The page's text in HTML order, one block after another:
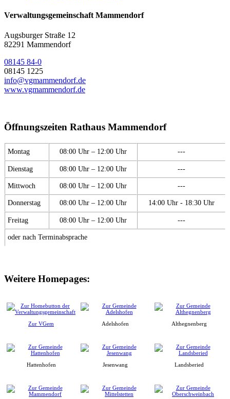
Verwaltungsgemeinschaft Mammendorf
Augsburger Straße 12
82291 Mammendorf
08145 84-0
08145 1225
info@vgmammendorf.de
www.vgmammendorf.de
Öffnungszeiten Rathaus Mammendorf
Montag 08:00 Uhr – 12:00 Uhr ---
Dienstag 08:00 Uhr – 12:00 Uhr ---
Mittwoch 08:00 Uhr – 12:00 Uhr ---
Donnerstag 08:00 Uhr – 12:00 Uhr 14:00 Uhr - 18:30 Uhr
Freitag 08:00 Uhr – 12:00 Uhr ---
oder nach Terminabsprache
Weitere Homepages:
Zur VGem Adelshofen Althegnenberg
Hattenhofen Jesenwang Landsberied